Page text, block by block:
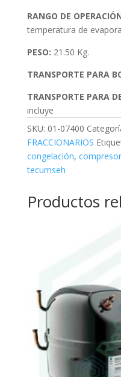
RANGO DE
temperatura de
PESO: 21.50 Kg.
TRANSPORTE PARA
TRANSPORTE PARA
incluye
SKU: 01-07400
FRACCIONARIOS
congelación,
tecumseh
Productos